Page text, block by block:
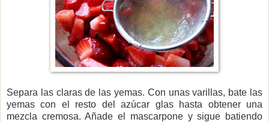
Separa las claras de las yemas. Con unas varillas, bate las
yemas con el resto del azúcar glas hasta obtener una
mezcla cremosa. Añade el mascarpone y sigue batiendo